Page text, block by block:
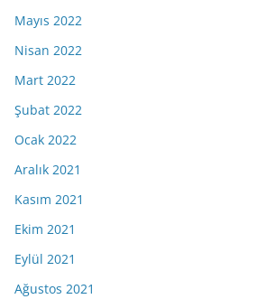
Mayıs 2022
Nisan 2022
Mart 2022
Şubat 2022
Ocak 2022
Aralık 2021
Kasım 2021
Ekim 2021
Eylül 2021
Ağustos 2021